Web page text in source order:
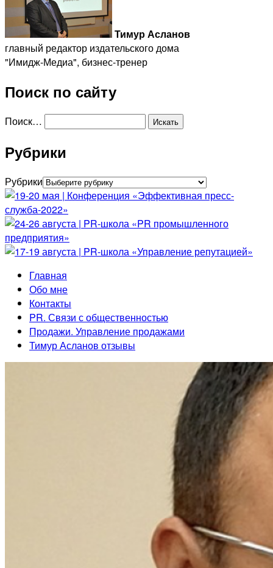
Тимур Асланов
главный редактор издательского дома
"Имидж-Медиа", бизнес-тренер
Поиск по сайту
Поиск…
Рубрики
Рубрики
Главная
Обо мне
Контакты
PR. Связи с общественностью
Продажи. Управление продажами
Тимур Асланов отзывы